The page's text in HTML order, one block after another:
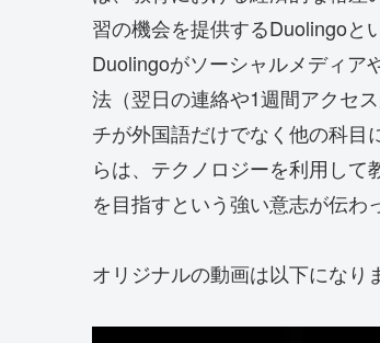
習の機会を提供するDuolingoと
Duolingoがソーシャルメディア
法（翌日の連絡や1週間アクセ
チが外国語だけでなく他の科
らは、テクノロジーを利用し
を目指すという強い意志が伝わ
オリジナルの動画は以下になり